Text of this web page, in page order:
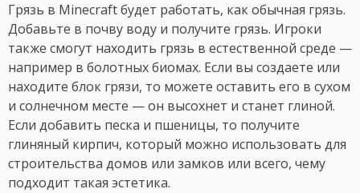
Грязь в Minecraft будет работать, как обычная грязь.
Добавьте в почву воду и получите грязь. Игроки
также смогут находить грязь в естественной среде —
например в болотных биомах. Если вы создаете или
находите блок грязи, то можете оставить его в сухом
и солнечном месте — он высохнет и станет глиной.
Если добавить песка и пшеницы, то получите
глиняный кирпич, который можно использовать для
строительства домов или замков или всего, чему
подходит такая эстетика.